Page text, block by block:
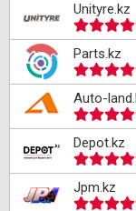
Unityre.kz
Parts.kz
Auto-
Depot.kz
Jpm.kz